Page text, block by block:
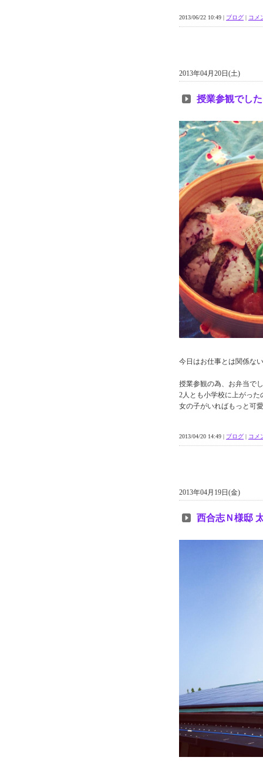
2013/06/22 10:49 | ブログ | コメ
2013年04月20日(土)
授業参観でした
今日はお仕事とは関係な
授業参観の為、お弁当で
2人とも小学校に上がっ
女の子がいればもっと可
2013/04/20 14:49 | ブログ | コメ
2013年04月19日(金)
西合志Ｎ様邸